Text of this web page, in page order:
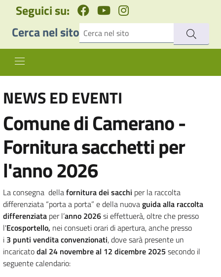
Seguici su:
Cerca nel sito
NEWS ED EVENTI
Comune di Camerano -
Fornitura sacchetti per
l'anno 2026
La consegna dellafornitura dei sacchi per la raccolta
differenziata “porta a porta” e della nuovaguida alla raccolta
differenziata per l’anno 2026si effettuerà, oltre che presso
l'Ecosportello, nei consueti orari di apertura, anche presso
i 3 punti vendita convenzionati, dove sarà presente un
incaricatodal 24 novembre al 12 dicembre 2025 secondo il
seguente calendario: